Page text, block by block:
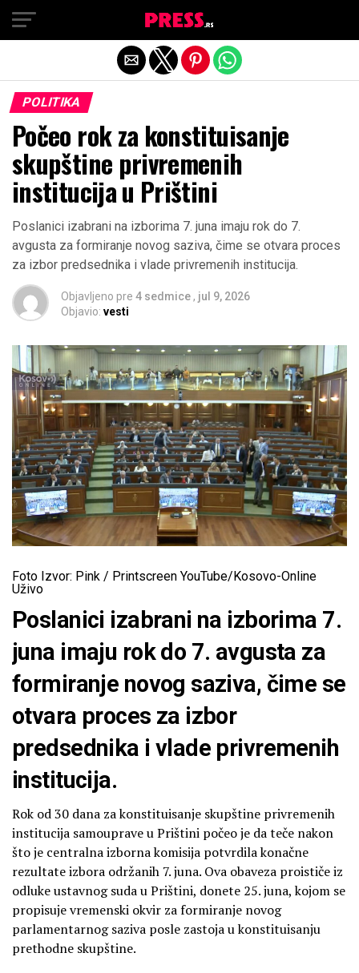
POLITIKA
Počeo rok za konstituisanje
skupštine privremenih
institucija u Prištini
Poslanici izabrani na izborima 7. juna imaju rok do 7.
avgusta za formiranje novog saziva, čime se otvara proces
za izbor predsednika i vlade privremenih institucija.
Objavljeno pre 4 sedmice , jul 9, 2026
Objavio: vesti
Foto Izvor: Pink / Printscreen YouTube/Kosovo-Online
Uživo
Poslanici izabrani na izborima 7.
juna imaju rok do 7. avgusta za
formiranje novog saziva, čime se
otvara proces za izbor
predsednika i vlade privremenih
institucija.
Rok od 30 dana za konstituisanje skupštine privremenih
institucija samouprave u Prištini počeo je da teče nakon
što je centralna izborna komisija potvrdila konačne
rezultate izbora održanih 7. juna. Ova obaveza proističe iz
odluke ustavnog suda u Prištini, donete 25. juna, kojom se
propisuje vremenski okvir za formiranje novog
parlamentarnog saziva posle zastoja u konstituisanju
prethodne skupštine.
Exit mobile version